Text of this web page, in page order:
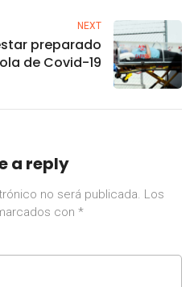
NEXT
preparado
de Covid-19
a reply
no será publicada. Los
con *